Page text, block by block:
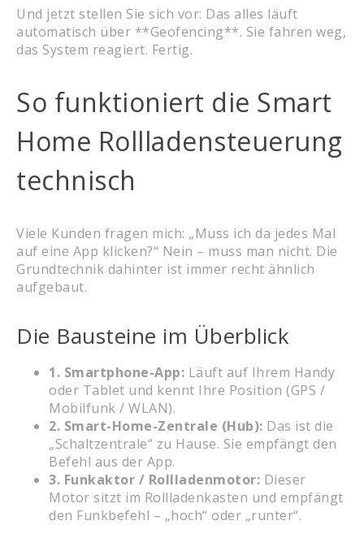
Und jetzt stellen Sie sich vor: Das alles läuft
automatisch über **Geofencing**. Sie fahren weg,
das System reagiert. Fertig.
So funktioniert die Smart
Home Rollladensteuerung
technisch
Viele Kunden fragen mich: „Muss ich da jedes Mal
auf eine App klicken?“ Nein – muss man nicht. Die
Grundtechnik dahinter ist immer recht ähnlich
aufgebaut.
Die Bausteine im Überblick
1. Smartphone-App: Läuft auf Ihrem Handy
oder Tablet und kennt Ihre Position (GPS /
Mobilfunk / WLAN).
2. Smart-Home-Zentrale (Hub): Das ist die
„Schaltzentrale“ zu Hause. Sie empfängt den
Befehl aus der App.
3. Funkaktor / Rollladenmotor: Dieser
Motor sitzt im Rollladenkasten und empfängt
den Funkbefehl – „hoch“ oder „runter“.